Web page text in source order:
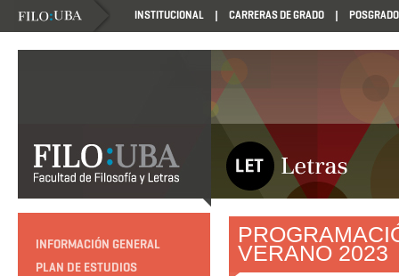
INSTITUCIONAL CARRERAS DE GRADO POSGRADO
INFORMACIÓN GENERAL
PLAN DE ESTUDIOS
VERANO 2023